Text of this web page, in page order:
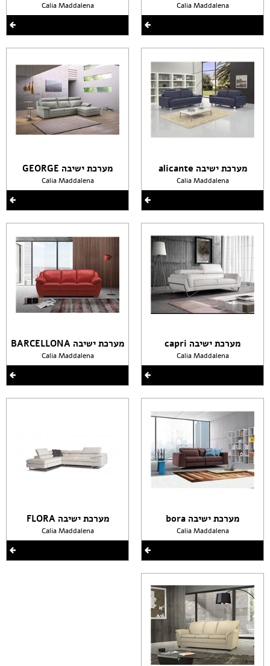
Calia Maddalena
מערכת ישיבה alicante
Calia Maddalena
מערכת ישיבה capri
Calia Maddalena
מערכת ישיבה bora
Calia Maddalena
Calia Maddalena
מערכת ישיבה GEORGE
Calia Maddalena
מערכת ישיבה BARCELLONA
Calia Maddalena
מערכת ישיבה FLORA
Calia Maddalena